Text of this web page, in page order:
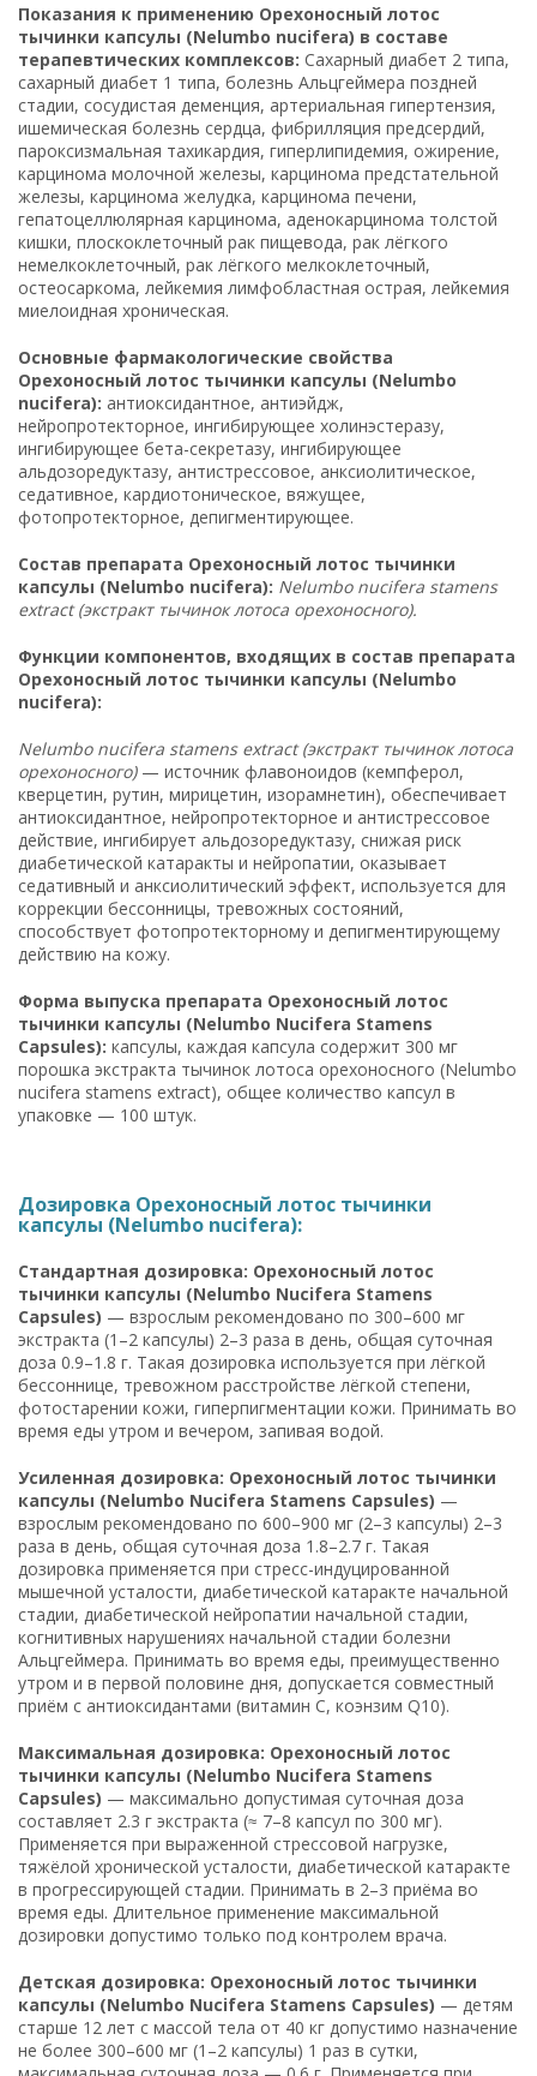
Показания к применению Орехоносный лотос
тычинки капсулы (Nelumbo nucifera) в составе
терапевтических комплексов: Сахарный диабет 2 типа,
сахарный диабет 1 типа, болезнь Альцгеймера поздней
стадии, сосудистая деменция, артериальная гипертензия,
ишемическая болезнь сердца, фибрилляция предсердий,
пароксизмальная тахикардия, гиперлипидемия, ожирение,
карцинома молочной железы, карцинома предстательной
железы, карцинома желудка, карцинома печени,
гепатоцеллюлярная карцинома, аденокарцинома толстой
кишки, плоскоклеточный рак пищевода, рак лёгкого
немелкоклеточный, рак лёгкого мелкоклеточный,
остеосаркома, лейкемия лимфобластная острая, лейкемия
миелоидная хроническая.
Основные фармакологические свойства
Орехоносный лотос тычинки капсулы (Nelumbo
nucifera): антиоксидантное, антиэйдж,
нейропротекторное, ингибирующее холинэстеразу,
ингибирующее бета-секретазу, ингибирующее
альдозоредуктазу, антистрессовое, анксиолитическое,
седативное, кардиотоническое, вяжущее,
фотопротекторное, депигментирующее.
Состав препарата Орехоносный лотос тычинки
капсулы (Nelumbo nucifera): Nelumbo nucifera stamens
extract (экстракт тычинок лотоса орехоносного).
Функции компонентов, входящих в состав препарата
Орехоносный лотос тычинки капсулы (Nelumbo
nucifera):
Nelumbo nucifera stamens extract (экстракт тычинок лотоса
орехоносного)— источник флавоноидов (кемпферол,
кверцетин, рутин, мирицетин, изорамнетин), обеспечивает
антиоксидантное, нейропротекторное и антистрессовое
действие, ингибирует альдозоредуктазу, снижая риск
диабетической катаракты и нейропатии, оказывает
седативный и анксиолитический эффект, используется для
коррекции бессонницы, тревожных состояний,
способствует фотопротекторному и депигментирующему
действию на кожу.
Форма выпуска препарата Орехоносный лотос
тычинки капсулы (Nelumbo Nucifera Stamens
Capsules): капсулы, каждая капсула содержит 300 мг
порошка экстракта тычинок лотоса орехоносного (Nelumbo
nucifera stamens extract), общее количество капсул в
упаковке — 100 штук.
Дозировка Орехоносный лотос тычинки
капсулы (Nelumbo nucifera):
Стандартная дозировка: Орехоносный лотос
тычинки капсулы (Nelumbo Nucifera Stamens
Capsules) — взрослым рекомендовано по 300–600 мг
экстракта (1–2 капсулы) 2–3 раза в день, общая суточная
доза 0.9–1.8 г. Такая дозировка используется при лёгкой
бессоннице, тревожном расстройстве лёгкой степени,
фотостарении кожи, гиперпигментации кожи. Принимать во
время еды утром и вечером, запивая водой.
Усиленная дозировка: Орехоносный лотос тычинки
капсулы (Nelumbo Nucifera Stamens Capsules) —
взрослым рекомендовано по 600–900 мг (2–3 капсулы) 2–3
раза в день, общая суточная доза 1.8–2.7 г. Такая
дозировка применяется при стресс-индуцированной
мышечной усталости, диабетической катаракте начальной
стадии, диабетической нейропатии начальной стадии,
когнитивных нарушениях начальной стадии болезни
Альцгеймера. Принимать во время еды, преимущественно
утром и в первой половине дня, допускается совместный
приём с антиоксидантами (витамин С, коэнзим Q10).
Максимальная дозировка: Орехоносный лотос
тычинки капсулы (Nelumbo Nucifera Stamens
Capsules) — максимально допустимая суточная доза
составляет 2.3 г экстракта (≈ 7–8 капсул по 300 мг).
Применяется при выраженной стрессовой нагрузке,
тяжёлой хронической усталости, диабетической катаракте
в прогрессирующей стадии. Принимать в 2–3 приёма во
время еды. Длительное применение максимальной
дозировки допустимо только под контролем врача.
Детская дозировка: Орехоносный лотос тычинки
капсулы (Nelumbo Nucifera Stamens Capsules) — детям
старше 12 лет с массой тела от 40 кг допустимо назначение
не более 300–600 мг (1–2 капсулы) 1 раз в сутки,